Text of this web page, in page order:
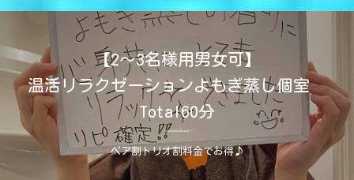
【2～3名様用男女可】
温活リラクゼーションよもぎ蒸し個室
Total60分
ペア割トリオ割料金でお得♪